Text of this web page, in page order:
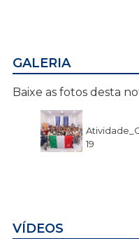
GALERIA
Baixe as fotos desta
19
VÍDEOS